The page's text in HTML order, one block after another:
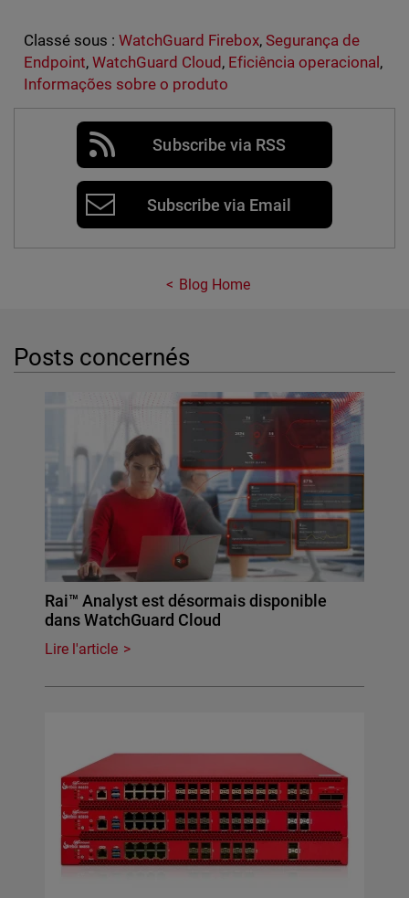
Classé sous : WatchGuard Firebox,Segurança de
Endpoint, WatchGuard Cloud, Eficiência operacional,
Informações sobre o produto
Subscribe via RSS
Subscribe via Email
Blog Home
Posts concernés
Rai™ Analyst est désormais disponible
dans WatchGuard Cloud
Lire l'article